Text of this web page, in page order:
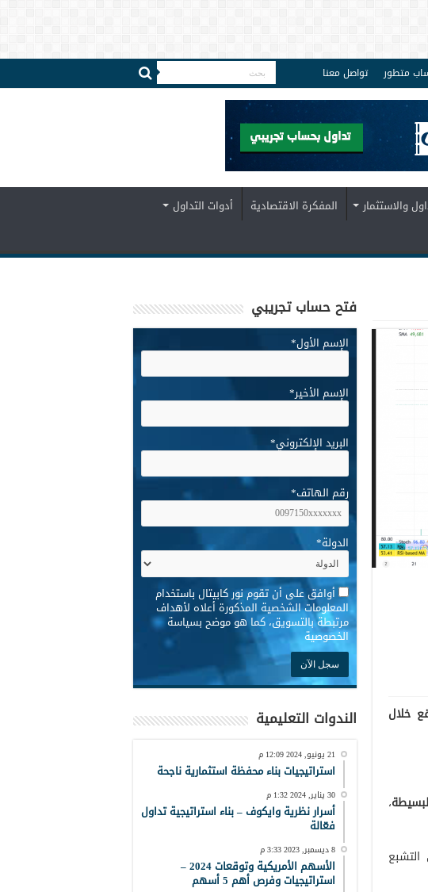
متطور تواصل معنا
والاستثمار المفكرة الاقتصادية
أدوات التداول
خلال
،
فتح حساب تجريبي
الإسم الأول*
الإسم الأخير*
البريد الإلكتروني*
رقم الهاتف*
الدولة*
* أوافق على أن تقوم نور كابيتال باستخدام
المعلومات الشخصية المذكورة أعلاه لأهداف
مرتبطة بالتسويق، كما هو موضح بسياسة
الخصوصية
الندوات التعليمية
21 يونيو, 2024 12:09 م
استراتيجيات بناء محفظة استثمارية ناجحة
30 يناير, 2024 1:32 م
أسرار نظرية وايكوف – بناء استراتيجية تداول
فعّالة
8 ديسمبر, 2023 3:33 م
الأسهم الأمريكية وتوقعات 2024 –
استراتيجيات وفرص أهم 5 أسهم